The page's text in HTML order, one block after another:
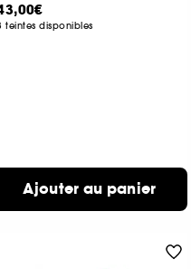
teintes disponibles
Ajouter au panier